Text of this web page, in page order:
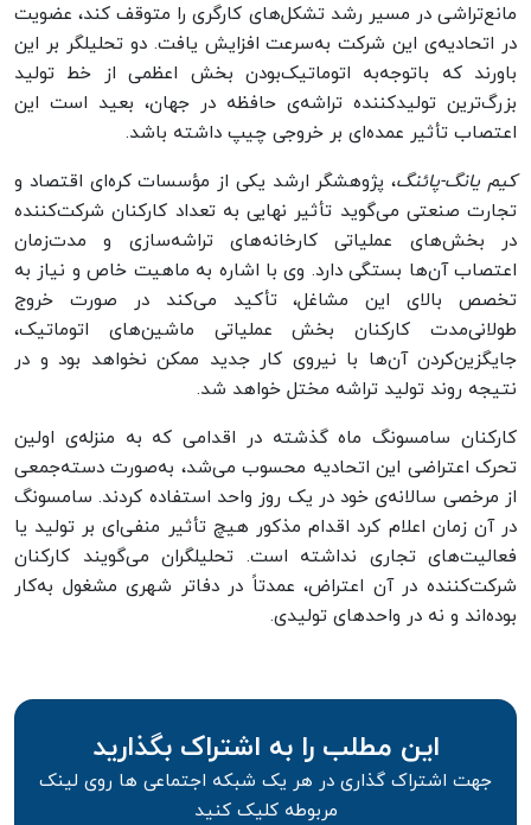
مانع‌تراشی در مسیر رشد تشکل‌های کارگری را متوقف کند، عضویت
در اتحادیه‌ی این شرکت به‌سرعت افزایش یافت. دو تحلیلگر بر این
باورند که باتوجه‌به اتوماتیک‌بودن بخش اعظمی از خط تولید
بزرگ‌ترین تولیدکننده‌ تراشه‌ی حافظه در جهان، بعید است این
اعتصاب تأثیر عمده‌ای بر خروجی چیپ داشته باشد.
کیم یانگ-پائنگ، پژوهشگر ارشد یکی از مؤسسات کره‌ای اقتصاد و
تجارت صنعتی می‌گوید تأثیر نهایی به تعداد کارکنان شرکت‌کننده
در بخش‌های عملیاتی کارخانه‌های تراشه‌سازی و مدت‌زمان
اعتصاب آن‌ها بستگی دارد. وی با اشاره به ماهیت خاص و نیاز به
تخصص بالای این مشاغل، تأکید می‌کند در‌ صورت خروج
طولانی‌مدت کارکنان بخش عملیاتی ماشین‌های اتوماتیک،
جایگزین‌کردن آن‌ها با نیروی‌ کار جدید ممکن نخواهد بود و در
نتیجه روند تولید تراشه مختل خواهد شد.
کارکنان سامسونگ ماه گذشته در اقدامی که به منزله‌ی اولین
تحرک اعتراضی این اتحادیه محسوب می‌شد، به‌صورت دسته‌جمعی
از مرخصی سالانه‌ی خود در یک روز واحد استفاده کردند. سامسونگ
در آن زمان اعلام کرد اقدام مذکور هیچ تأثیر منفی‌ای بر تولید یا
فعالیت‌های تجاری نداشته است. تحلیلگران می‌گویند کارکنان
شرکت‌کننده در آن اعتراض، عمدتاً در دفاتر شهری مشغول به‌کار
بوده‌اند و نه در واحدهای تولیدی.
این مطلب را به اشتراک بگذارید
جهت اشتراک گذاری در هر یک شبکه اجتماعی ها روی لینک
مربوطه کلیک کنید